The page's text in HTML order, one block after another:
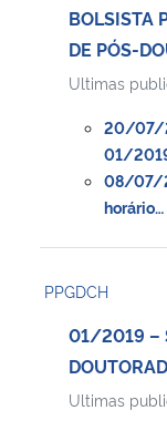
BOLSISTA
DE PÓS-
Ultimas
20/07/
01/
08/07/
PPGDCH
01/2019 –
Ultimas